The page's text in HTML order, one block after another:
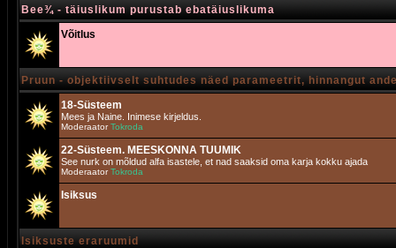
Bee¾ - täiuslikum purustab ebatäiuslikuma
Võitlus
Pruun - objektiivselt suhtudes näed parameetrit, hinnangut
18-Süsteem
Mees ja Naine. Inimese kirjeldus.
ModeraatorTokroda
22-Süsteem. MEESKONNA TUUMIK
See nurk on mõldud alfa isastele, et nad saaksid oma karja kokku ajada
ModeraatorTokroda
Isiksus
Isiksuste eraruumid